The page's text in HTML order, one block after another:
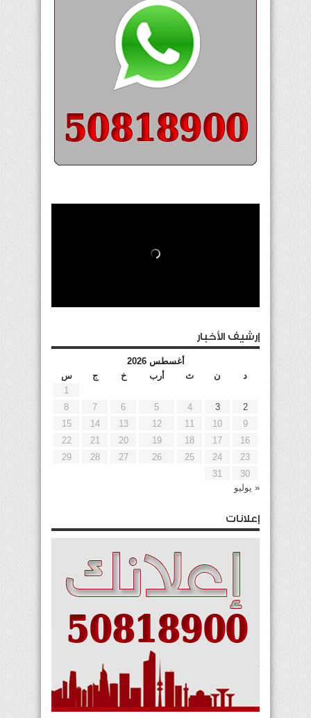
إرشيف الأخبار
أغسطس 2026
د
ن ث أرب خ ج
س
1
2
3
4
5
6
7
8
9
10
11
12
13
14
15
16
17
18
19
20
21
22
23
24
25
26
27
28
29
30
31
« يوليو
إعلانات